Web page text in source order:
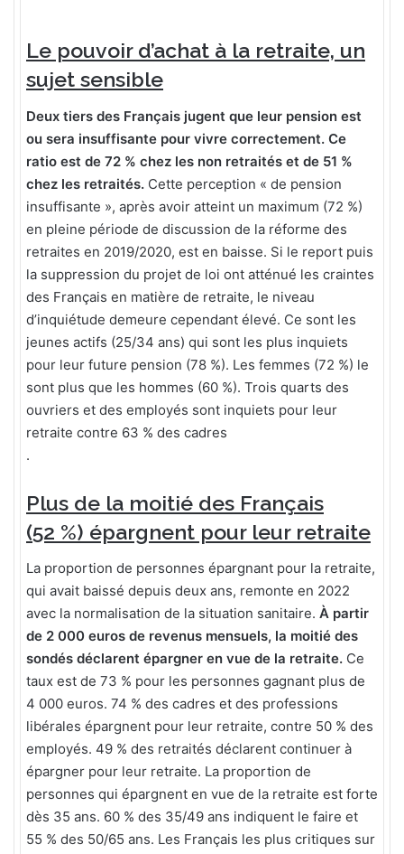
Le pouvoir d’achat à la retraite, un
sujet sensible
Deux tiers des Français jugent que leur pension est
ou sera insuffisante pour vivre correctement. Ce
ratio est de 72 % chez les non retraités et de 51 %
chez les retraités. Cette perception « de pension
insuffisante », après avoir atteint un maximum (72 %)
en pleine période de discussion de la réforme des
retraites en 2019/2020, est en baisse. Si le report puis
la suppression du projet de loi ont atténué les craintes
des Français en matière de retraite, le niveau
d’inquiétude demeure cependant élevé. Ce sont les
jeunes actifs (25/34 ans) qui sont les plus inquiets
pour leur future pension (78 %). Les femmes (72 %) le
sont plus que les hommes (60 %). Trois quarts des
ouvriers et des employés sont inquiets pour leur
retraite contre 63 % des cadres
.
Plus de la moitié des Français
(52 %) épargnent pour leur retraite
La proportion de personnes épargnant pour la retraite,
qui avait baissé depuis deux ans, remonte en 2022
avec la normalisation de la situation sanitaire. À partir
de 2 000 euros de revenus mensuels, la moitié des
sondés déclarent épargner en vue de la retraite. Ce
taux est de 73 % pour les personnes gagnant plus de
4 000 euros. 74 % des cadres et des professions
libérales épargnent pour leur retraite, contre 50 % des
employés. 49 % des retraités déclarent continuer à
épargner pour leur retraite. La proportion de
personnes qui épargnent en vue de la retraite est forte
dès 35 ans. 60 % des 35/49 ans indiquent le faire et
55 % des 50/65 ans. Les Français les plus critiques sur